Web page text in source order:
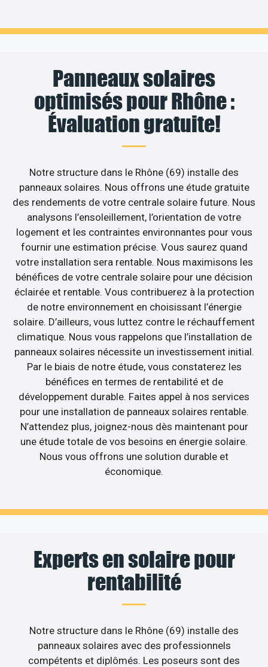
Panneaux solaires
optimisés pour Rhône :
Évaluation gratuite!
Notre structure dans le Rhône (69) installe des
panneaux solaires. Nous offrons une étude gratuite
des rendements de votre centrale solaire future. Nous
analysons l’ensoleillement, l’orientation de votre
logement et les contraintes environnantes pour vous
fournir une estimation précise. Vous saurez quand
votre installation sera rentable. Nous maximisons les
bénéfices de votre centrale solaire pour une décision
éclairée et rentable. Vous contribuerez à la protection
de notre environnement en choisissant l’énergie
solaire. D’ailleurs, vous luttez contre le réchauffement
climatique. Nous vous rappelons que l’installation de
panneaux solaires nécessite un investissement initial.
Par le biais de notre étude, vous constaterez les
bénéfices en termes de rentabilité et de
développement durable. Faites appel à nos services
pour une installation de panneaux solaires rentable.
N’attendez plus, joignez-nous dès maintenant pour
une étude totale de vos besoins en énergie solaire.
Nous vous offrons une solution durable et
économique.
Experts en solaire pour
rentabilité
Notre structure dans le Rhône (69) installe des
panneaux solaires avec des professionnels
compétents et diplômés. Les poseurs sont des